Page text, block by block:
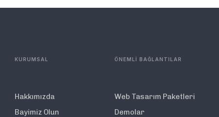
KURUMSAL
Hakkımızda
Bayimiz Olun
ÖNEMLİ BAĞLANTILAR
Web Tasarım Paketleri
Demolar